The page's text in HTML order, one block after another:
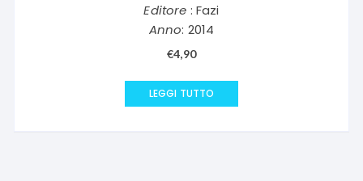
Editore : Fazi
Anno: 2014
€4,90
LEGGI TUTTO